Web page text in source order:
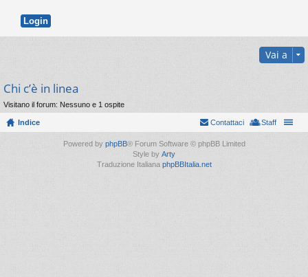
Vai a
Chi c’è in linea
Visitano il forum: Nessuno e 1 ospite
Indice Staff
Contattaci
Powered by phpBB® Forum Software © phpBB Limited
Style by Arty
Traduzione Italiana phpBBItalia.net